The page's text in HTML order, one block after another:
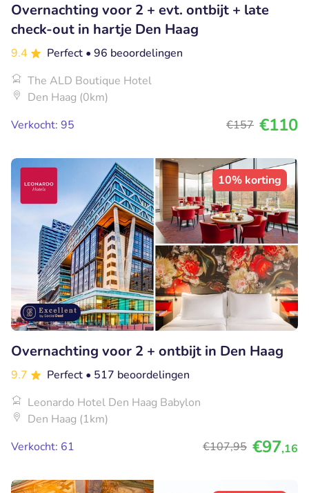
Overnachting voor 2 + evt. ontbijt + late
check-out in hartje Den Haag
9.4 Perfect • 96 beoordelingen
The ALD Boutique Hotel
Den Haag (0km)
Verkocht: 95
€157 €110
10% korting
Overnachting voor 2 + ontbijt in Den Haag
9.7 Perfect • 517 beoordelingen
Leonardo Hotel Den Haag Babylon
Den Haag (1km)
Verkocht: 61
€107,95 €97,16